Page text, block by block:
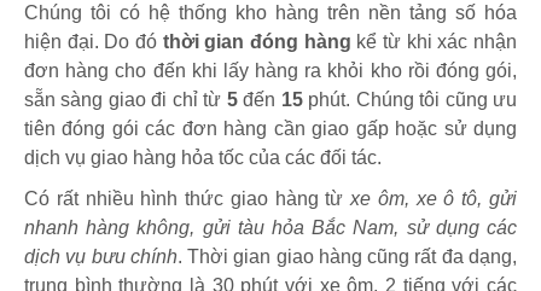
Chúng tôi có hệ thống kho hàng trên nền tảng số hóa
hiện đại. Do đó thời gian đóng hàng kể từ khi xác nhận
đơn hàng cho đến khi lấy hàng ra khỏi kho rồi đóng gói,
sẵn sàng giao đi chỉ từ 5đến 15 phút. Chúng tôi cũng ưu
tiên đóng gói các đơn hàng cần giao gấp hoặc sử dụng
dịch vụ giao hàng hỏa tốc của các đối tác.
Có rất nhiều hình thức giao hàng từxe ôm, xe ô tô, gửi
nhanh hàng không, gửi tàu hỏa Bắc Nam, sử dụng các
dịch vụ bưu chính. Thời gian giao hàng cũng rất đa dạng,
trung bình thường là 30 phút với xe ôm, 2 tiếng với các